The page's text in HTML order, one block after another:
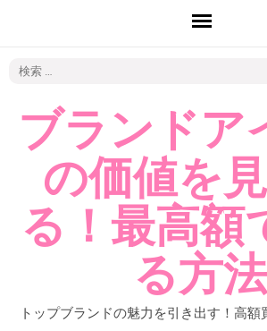
ブランドア
の価値を
る！最高額
る方法
トップブランドの魅力を引き出す！高額